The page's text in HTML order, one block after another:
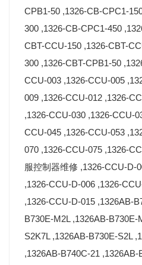
CPB1-50 ,1326-CB-CPC1-
300 ,1326-CB-CPC1-450
CBT-CCU-150 ,1326-CBT-
300 ,1326-CBT-CPB1-50
CCU-003 ,1326-CCU-005
009 ,1326-CCU-012 ,1326-
,1326-CCU-030 ,1326-CCU-
CCU-045 ,1326-CCU-053
070 ,1326-CCU-075 ,1326-
服控制器维修 ,1326-CCU-D-
,1326-CCU-D-006 ,1326-
,1326-CCU-D-015 ,1326AB-
B730E-M2L ,1326AB-
S2K7L ,1326AB-B730E-S2L
,1326AB-B740C-21